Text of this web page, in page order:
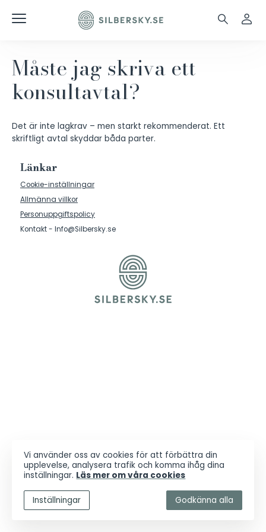
Måste jag skriva ett
konsultavtal?
Det är inte lagkrav – men starkt rekommenderat. Ett
skriftligt avtal skyddar båda parter.
Länkar
Cookie-inställningar
Allmänna villkor
Personuppgiftspolicy
Kontakt - Info@Silbersky.se
Vi använder oss av cookies för att förbättra din
upplevelse, analysera trafik och komma ihåg dina
inställningar. Läs mer om våra cookies
Inställningar Godkänna alla